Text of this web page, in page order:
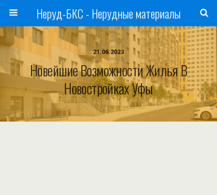
Неруд-БКС - Нерудные материалы
21.06.2023
Новейшие Возможности Жилья В
Новостройках Уфы